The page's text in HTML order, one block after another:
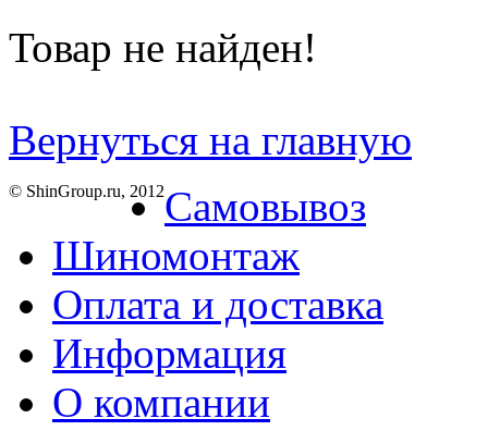
Товар не найден!
Вернуться на главную
© ShinGroup.ru, 2012Самовывоз
Шиномонтаж
Оплата и доставка
Информация
О компании